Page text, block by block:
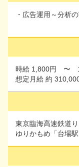
時給 1,800円 〜
想定月給 約
東京臨海高速鉄道
ゆりかもめ「台場
・広告運用～分析
時給 1,800円 〜
想定月給 約
東京臨海高速鉄道
ゆりかもめ「台場